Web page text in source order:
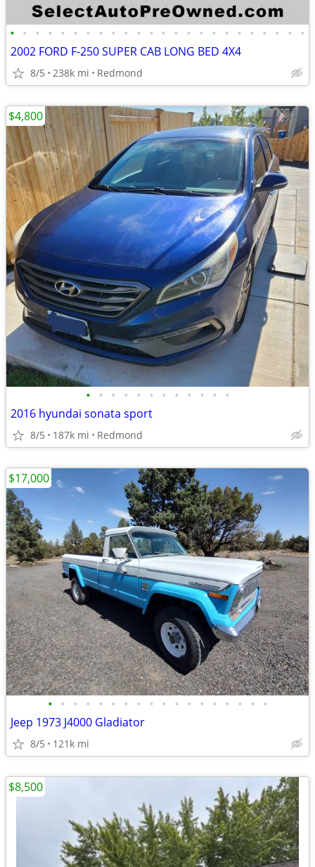
• • • • • • • • • • • • • • • • • • • • • • • •
2002 FORD F-250 SUPER CAB LONG BED 4X4
8/5 238k mi Redmond
• • • • • • • • • • • •
2016 hyundai sonata sport
8/5 187k mi Redmond
$4,800
• • • • • • • • • • • • • • • • • •
Jeep 1973 J4000 Gladiator
8/5 121k mi
$17,000
$8,500